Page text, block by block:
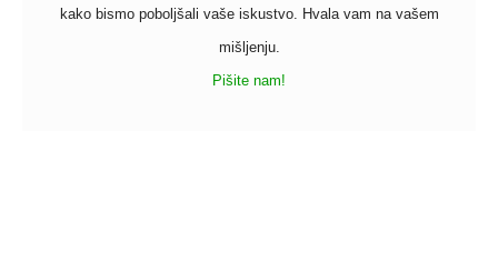
kako bismo poboljšali vaše iskustvo. Hvala vam na vašem
mišljenju.
Pišite nam!